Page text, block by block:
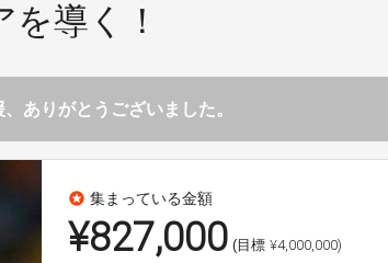
導く！
ありがとうございました。
stars 集まっている金額
¥827,000 (目標 ¥4,000,000)